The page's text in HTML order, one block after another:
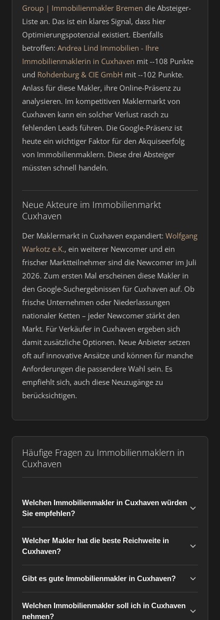
Group | Immobilienmakler Bremen die Absteiger-
Liste an. Das ist ein klares Signal, dass hier
Optimierungspotenzial existiert. Ebenfalls
betroffen: Andrea Lind Immobilien - Ihre
Immobilienmaklerin in Cuxhaven mit --108 Punkte
und Rohdenburg & CIE GmbH mit --102 Punkte.
Anlass für diese Makler, ihre Online-Präsenz zu
analysieren. Im kompetitiven Maklermarkt von
Cuxhaven kann ein solcher Verlust rasch zu
fehlenden Leads führen. Die Google-Präsenz ist
heute ein wichtiger Faktor für den Akquiseerfolg
von Immobilienmaklern. Diese drei Absteiger
müssten schnell handeln.
Neue Akteure im Immobilienmarkt
Cuxhaven
Der Maklermarkt in Cuxhaven expandiert: Wolfgang
Warkotz e.K., ein weiterer Newcomer und ein
frischer Marktteilnehmer sind die Newcomer im Juli
2026. Zum ersten Mal erscheinen diese Makler in
den Google-Suchergebnissen für Cuxhaven auf. Ob
frische Unternehmen oder Niederlassungen
nationaler Ketten – jeder Newcomer stärkt den
Markt. Für Verkäufer in Cuxhaven ergeben sich
damit zusätzliche Optionen. Neue Anbieter setzen
oft auf innovative Ansätze und können für manche
Anforderungen die passendere Wahl sein. Es
empfiehlt sich, auch diese Neuzugänge zu
berücksichtigen.
Häufige Fragen zu Immobilienmaklern in
Cuxhaven
Welchen Immobilienmakler in Cuxhaven würden
Sie empfehlen?
Welcher Makler hat die beste Reichweite in
Cuxhaven?
Gibt es gute Immobilienmakler in Cuxhaven?
Welchen Immobilienmakler soll ich in Cuxhaven
nehmen?